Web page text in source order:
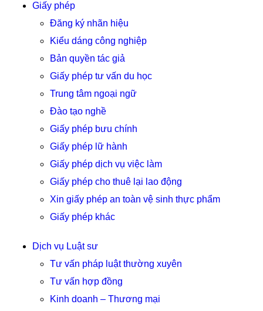
Giấy phép
Đăng ký nhãn hiệu
Kiểu dáng công nghiệp
Bản quyền tác giả
Giấy phép tư vấn du học
Trung tâm ngoại ngữ
Đào tạo nghề
Giấy phép bưu chính
Giấy phép lữ hành
Giấy phép dịch vụ việc làm
Giấy phép cho thuê lại lao động
Xin giấy phép an toàn vệ sinh thực phẩm
Giấy phép khác
Dịch vụ Luật sư
Tư vấn pháp luật thường xuyên
Tư vấn hợp đồng
Kinh doanh – Thương mại